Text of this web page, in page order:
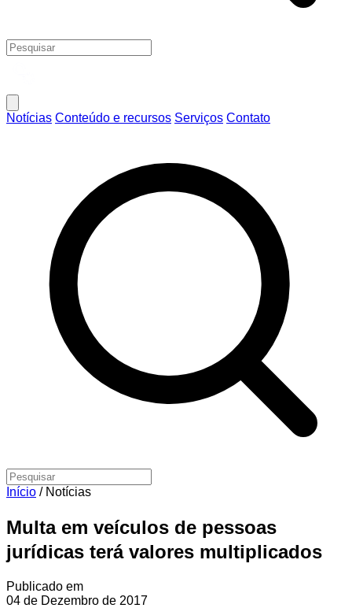
Notícias Conteúdo e recursos Serviços Contato
Início / Notícias
Multa em veículos de pessoas
jurídicas terá valores multiplicados
Publicado em
04 de Dezembro de 2017